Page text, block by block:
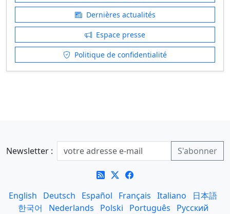
Dernières actualités
Espace presse
Politique de confidentialité
Newsletter :
English Deutsch Español Français Italiano
日本語
한국어
Nederlands Polski Português
Русский